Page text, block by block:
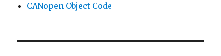
CANopen Object Code